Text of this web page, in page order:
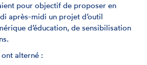
pour objectif de proposer en
après-midi un projet d’outil
d’éducation, de sensibilisation
ont alterné :